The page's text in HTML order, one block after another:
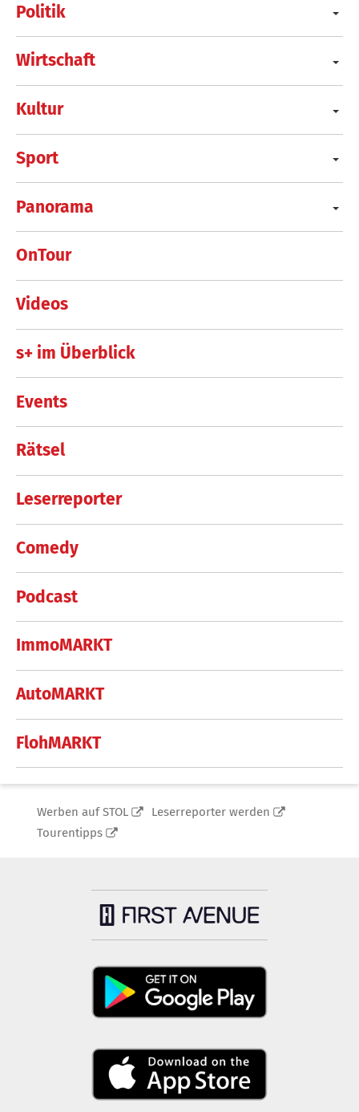
Politik
Wirtschaft
Kultur
Sport
Panorama
OnTour
Videos
s+ im Überblick
Events
Rätsel
Leserreporter
Comedy
Podcast
ImmoMARKT
AutoMARKT
FlohMARKT
Werben auf STOL
Leserreporter werden
Tourentipps